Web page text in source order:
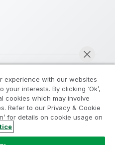
ティ
Policies
experience with our websites
interests. By clicking ‘Ok’,
cookies which may involve
Refer to our Privacy & Cookie
for details on cookie usage on